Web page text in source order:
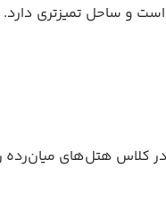
و ساحل تمیزتری دارد.
در کلاس هتل‌های